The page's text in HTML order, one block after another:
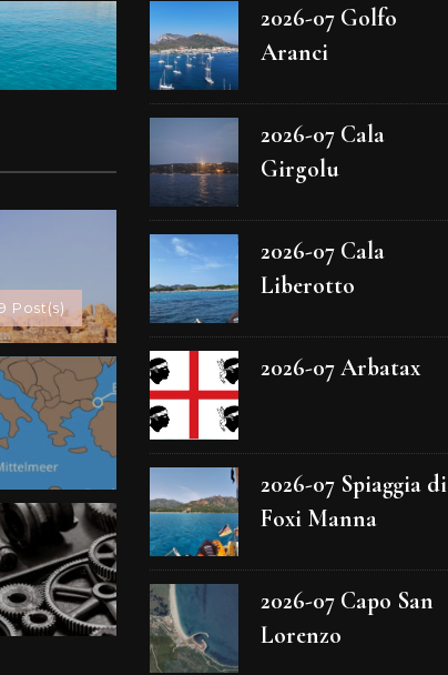
Post(s)
2026-07 Golfo
Aranci
2026-07 Cala
Girgolu
2026-07 Cala
Liberotto
2026-07 Arbatax
2026-07 Spiaggia di
Foxi Manna
2026-07 Capo San
Lorenzo